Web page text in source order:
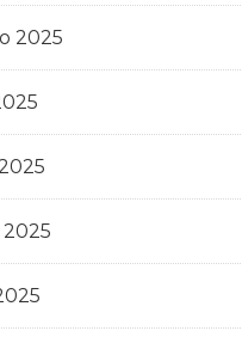
2025